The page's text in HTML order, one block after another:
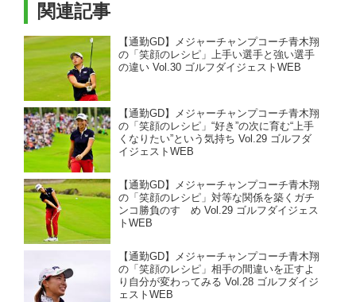
関連記事
【通勤GD】メジャーチャンプコーチ青木翔
の「笑顔のレシピ」上手い選手と強い選手
の違い Vol.30 ゴルフダイジェストWEB
【通勤GD】メジャーチャンプコーチ青木翔
の「笑顔のレシピ」“好き”の次に育む“上手
くなりたい”という気持ち Vol.29 ゴルフダ
イジェストWEB
【通勤GD】メジャーチャンプコーチ青木翔
の「笑顔のレシピ」対等な関係を築くガチ
ンコ勝負のすゝめ Vol.29 ゴルフダイジェス
トWEB
【通勤GD】メジャーチャンプコーチ青木翔
の「笑顔のレシピ」相手の間違いを正すよ
り自分が変わってみる Vol.28 ゴルフダイジ
ェストWEB